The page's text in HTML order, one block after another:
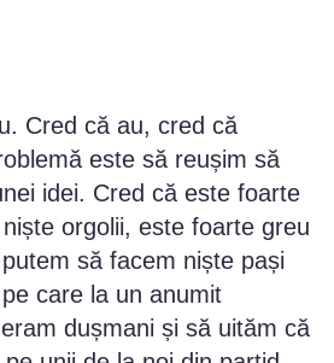
Cred că au, cred că
este să reușim să
idei. Cred că este foarte
orgolii, este foarte greu
să facem niște pași
care la un anumit
dușmani și să uităm că